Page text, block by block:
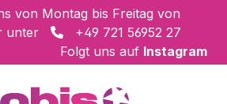
von Montag bis Freitag von
unter
+49 721 56952 27
Folgt uns auf Instagram